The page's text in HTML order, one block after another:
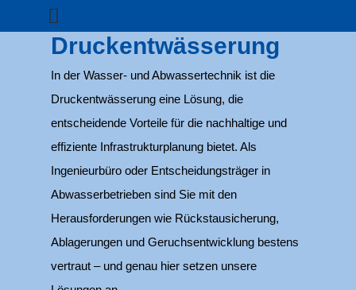
Druckentwässerung
In der Wasser- und Abwassertechnik ist die
Druckentwässerung eine Lösung, die
entscheidende Vorteile für die nachhaltige und
effiziente Infrastrukturplanung bietet. Als
Ingenieurbüro oder Entscheidungsträger in
Abwasserbetrieben sind Sie mit den
Herausforderungen wie Rückstausicherung,
Ablagerungen und Geruchsentwicklung bestens
vertraut – und genau hier setzen unsere